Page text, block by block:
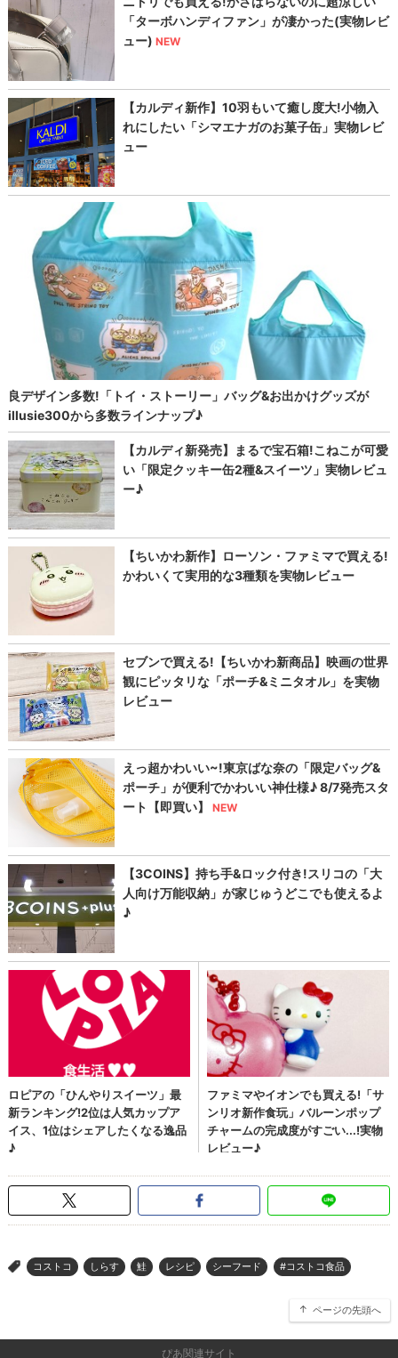
> コストコ しらす 鮭 レシピ シーフード #コストコ食品
ページの先頭へ
ぴあ関連サイト